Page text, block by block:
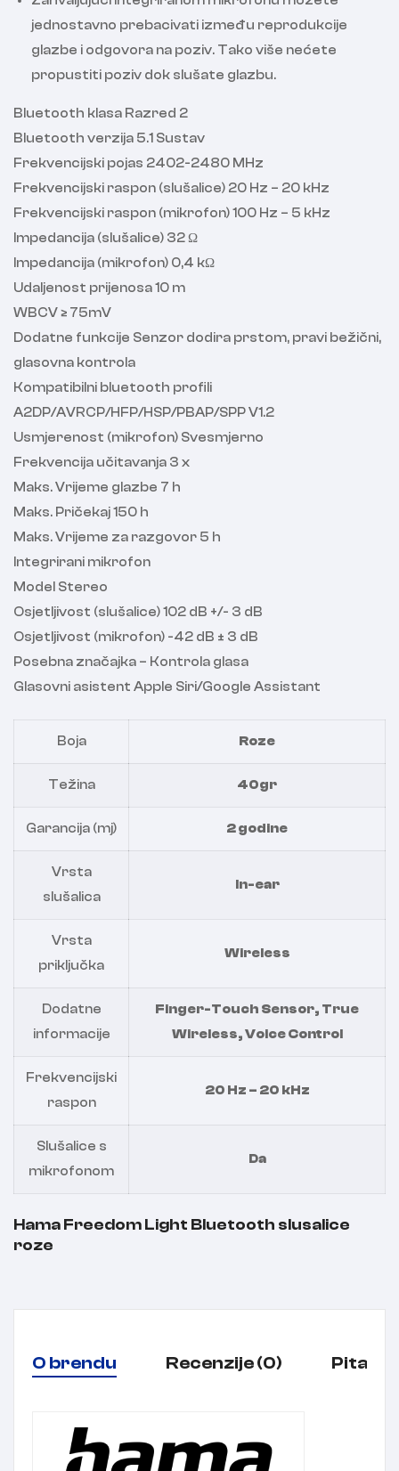
jednostavno prebacivati ​​između reprodukcije
glazbe i odgovora na poziv. Tako više nećete
propustiti poziv dok slušate glazbu.
Bluetooth klasa Razred 2
Bluetooth verzija 5.1 Sustav
Frekvencijski pojas 2402-2480 MHz
Frekvencijski raspon (slušalice) 20 Hz – 20 kHz
Frekvencijski raspon (mikrofon) 100 Hz – 5 kHz
Impedancija (slušalice) 32 Ω
Impedancija (mikrofon) 0,4 kΩ
Udaljenost prijenosa 10 m
WBCV ≥ 75mV
Dodatne funkcije Senzor dodira prstom, pravi bežični,
glasovna kontrola
Kompatibilni bluetooth profili
A2DP/AVRCP/HFP/HSP/PBAP/SPP V1.2
Usmjerenost (mikrofon) Svesmjerno
Frekvencija učitavanja 3 x
Maks. Vrijeme glazbe 7 h
Maks. Pričekaj 150 h
Maks. Vrijeme za razgovor 5 h
Integrirani mikrofon
Model Stereo
Osjetljivost (slušalice) 102 dB +/- 3 dB
Osjetljivost (mikrofon) -42 dB ± 3 dB
Posebna značajka – Kontrola glasa
Glasovni asistent Apple Siri/Google Assistant
Boja Roze
Težina 40gr
Garancija (mj) 2 godine
Vrsta
slušalica
In-ear
Vrsta
priključka
Wireless
Dodatne
informacije
Finger-Touch Sensor, True
Wireless, Voice Control
Frekvencijski
raspon
20 Hz – 20 kHz
Slušalice s
mikrofonom
Da
Hama Freedom Light Bluetooth slusalice
roze
O brendu Recenzije (0) Pitanja